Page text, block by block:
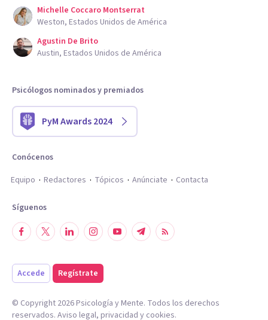
Michelle Coccaro Montserrat
Weston, Estados Unidos de América
Agustin De Brito
Austin, Estados Unidos de América
Psicólogos nominados y premiados
PyM Awards 2024
Conócenos
Equipo
Redactores Tópicos Anúnciate Contacta
Síguenos
Accede Regístrate
© Copyright 2026Psicología y Mente. Todos los derechos
reservados. Aviso legal, privacidad y cookies.